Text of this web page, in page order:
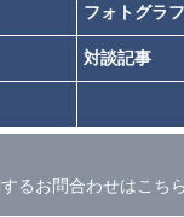
フォトグラ
対談記事
るお問合わせはこち